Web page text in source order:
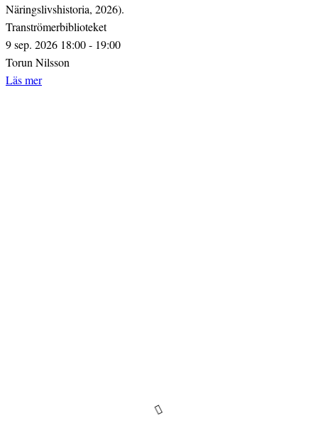
Näringslivshistoria, 2026).
Tranströmerbiblioteket
9 sep. 2026 18:00 - 19:00
Torun Nilsson
Läs mer